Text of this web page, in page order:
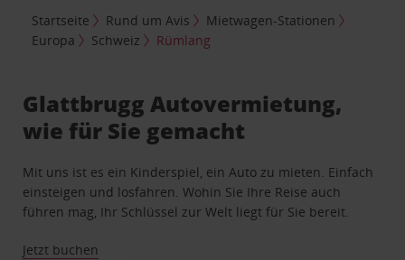
Startseite Rund um Avis
Mietwagen-Stationen
Europa
Schweiz Rümlang
Glattbrugg Autovermietung,
wie für Sie gemacht
Mit uns ist es ein Kinderspiel, ein Auto zu mieten. Einfach
einsteigen und losfahren. Wohin Sie Ihre Reise auch
führen mag, Ihr Schlüssel zur Welt liegt für Sie bereit.
Jetzt buchen